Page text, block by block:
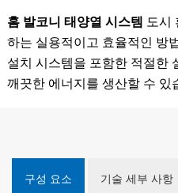
홈 발코니 태양열 시스템 도시
하는 실용적이고 효율적인 방
설치 시스템을 포함한 적절한
깨끗한 에너지를 생산할 수 있
구성 요소 기술 세부 사항